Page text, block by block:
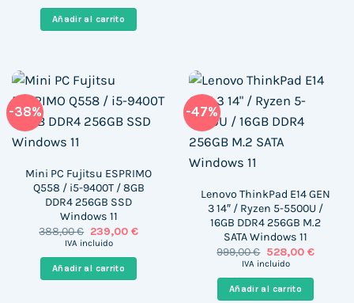
era:
699,00 €.
es:
Añadir al carrito
-38%
Mini PC Fujitsu ESPRIMO
Q558 / i5-9400T / 8GB
DDR4 256GB SSD
Windows 11
388,00€ El
precio
era:
388,00 €.
239,00 €El
IVA incluido
Añadir al carrito
-47%
Lenovo ThinkPad E14 GEN
3 14″ / Ryzen 5-5500U /
16GB DDR4 256GB M.2
SATA Windows 11
999,00€ El
precio
era:
999,00 €.
528,00 €El
es:
528,00
IVA incluido
Añadir al carrito